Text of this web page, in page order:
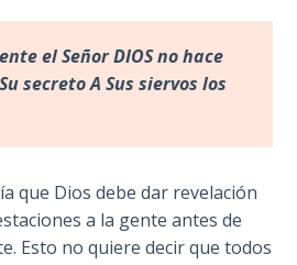
el Señor DIOS no hace
secreto A Sus siervos los
que Dios debe dar revelación
a la gente antes de
Esto no quiere decir que todos